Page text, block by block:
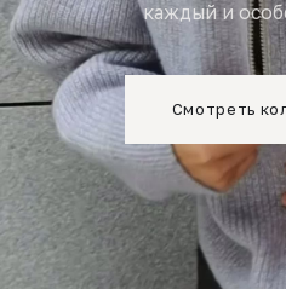
каждый и
Смотреть